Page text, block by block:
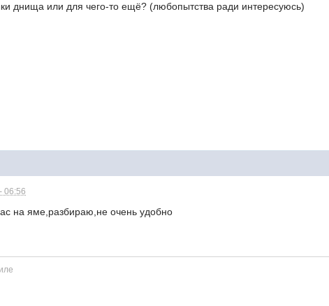
днища или для чего-то ещё? (любопытства ради интересуюсь)
06:56
на яме,разбираю,не очень удобно